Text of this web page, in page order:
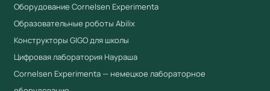
Оборудование Cornelsen Experimenta
Образовательные роботы Abilix
Конструкторы GIGO для школы
Цифровая лаборатория Наураша
Cornelsen Experimenta — немецкое лабораторное